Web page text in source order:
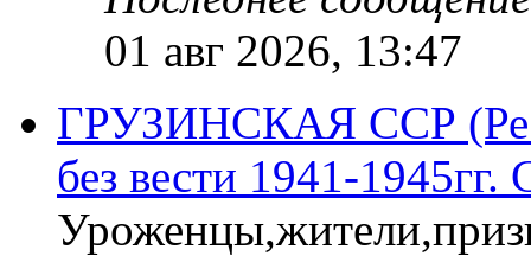
01 авг 2026, 13:47
ГРУЗИНСКАЯ ССР
без вести 1941-